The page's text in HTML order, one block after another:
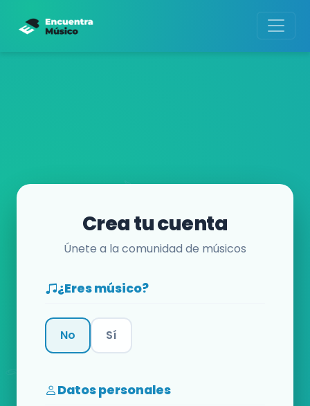
Crea tu cuenta
Únete a la comunidad de músicos
¿Eres músico?
No Sí
Datos personales